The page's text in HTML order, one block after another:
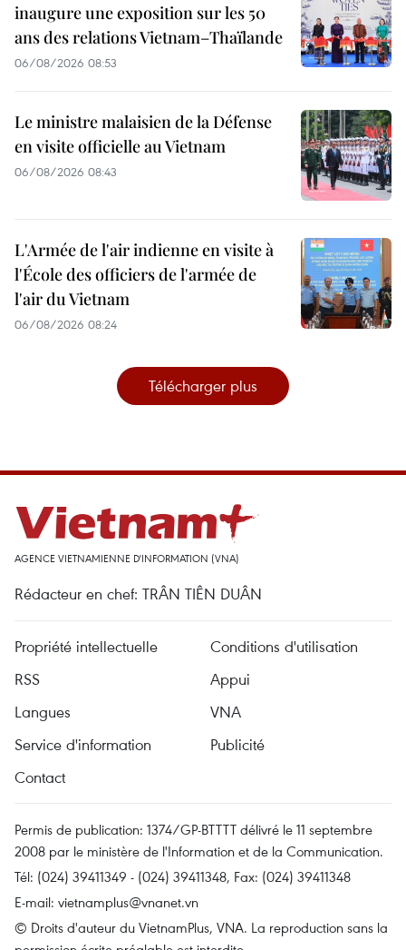
inaugure une exposition sur les 50
ans des relations Vietnam–Thaïlande
06/08/2026 08:53
Le ministre malaisien de la Défense
en visite officielle au Vietnam
06/08/2026 08:43
L'Armée de l'air indienne en visite à
l'École des officiers de l'armée de
l'air du Vietnam
06/08/2026 08:24
Télécharger plus
AGENCE VIETNAMIENNE D'INFORMATION (VNA)
Rédacteur en chef: TRÂN TIÊN DUÂN
Propriété intellectuelle
Conditions d'utilisation
RSS
Appui
Langues
VNA
Service d'information
Publicité
Contact
Permis de publication: 1374/GP-BTTTT délivré le 11 septembre
2008 par le ministère de l'Information et de la Communication.
Tél: (024) 39411349 - (024) 39411348, Fax: (024) 39411348
E-mail: vietnamplus@vnanet.vn
© Droits d'auteur du VietnamPlus, VNA. La reproduction sans la